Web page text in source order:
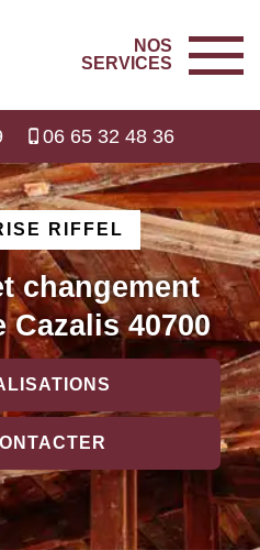
NOS
SERVICES
06 65 32 48 36
RIFFEL
changement
Cazalis 40700